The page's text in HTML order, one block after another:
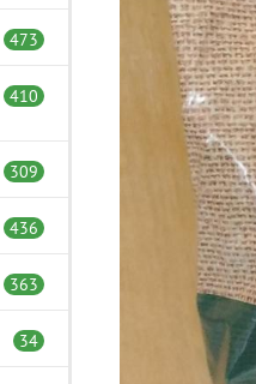
473
410
309
436
363
34